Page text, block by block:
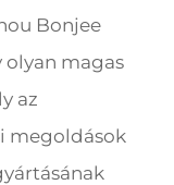
Bonjee
olyan magas
az
megoldások